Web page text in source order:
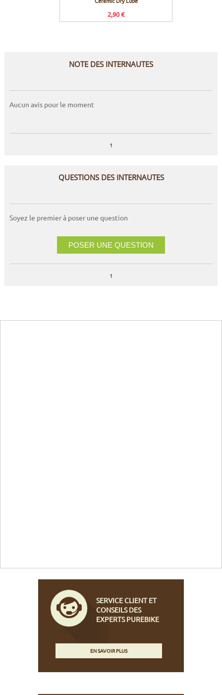
2,90 €
NOTE DES INTERNAUTES
Aucun avis pour le moment
1
QUESTIONS DES INTERNAUTES
Soyez le premier à poser une question
POSER UNE QUESTION
1
SERVICE CLIENT ET
CONSEILS DES
EXPERTS PUREBIKE
EN SAVOIR PLUS